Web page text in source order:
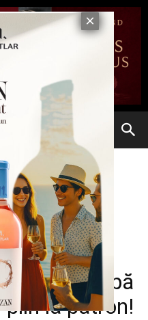
care
pe
lângă
Țeapă
la patron!